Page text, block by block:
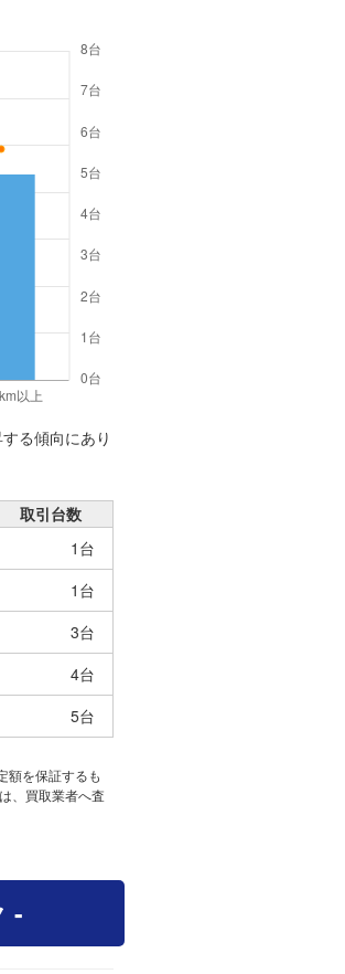
る傾向にあり
取引台数
1台
1台
3台
4台
5台
額を保証するも
、買取業者へ査
-